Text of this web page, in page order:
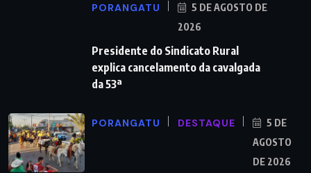
PORANGATU
5 DE AGOSTO DE
2026
Presidente do Sindicato Rural
explica cancelamento da cavalgada
da 53ª
PORANGATU DESTAQUE
5 DE
AGOSTO
DE 2026